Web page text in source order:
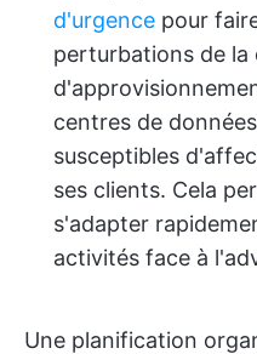
d'urgence pour
perturbations de la
centres de
susceptibles
ses clients. Cela
s'adapter
activités face à
Une planification